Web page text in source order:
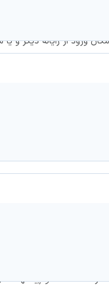
از رایانه دیگر و یا
انتقادات و